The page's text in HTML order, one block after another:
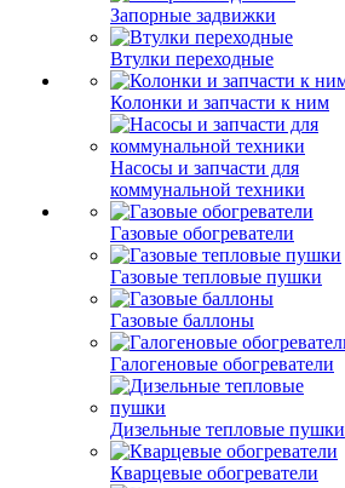
Запорные задвижки
Втулки переходные
Колонки и запчасти к ним
Насосы и запчасти для
коммунальной техники
Газовые обогреватели
Газовые тепловые пушки
Газовые баллоны
Галогеновые обогреватели
Дизельные тепловые пушки
Кварцевые обогреватели